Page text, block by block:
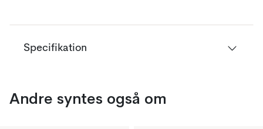
Specifikation
Andre syntes også om